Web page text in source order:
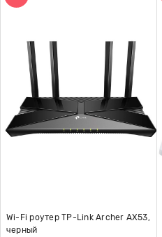
Wi-Fi роутер TP-Link Archer AX53,
черный